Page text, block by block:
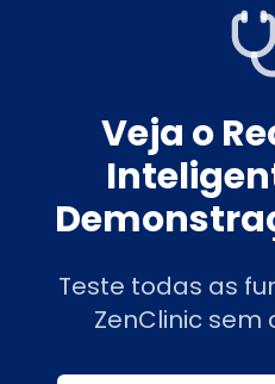
Veja o
Teste todas as
ZenClinic sem